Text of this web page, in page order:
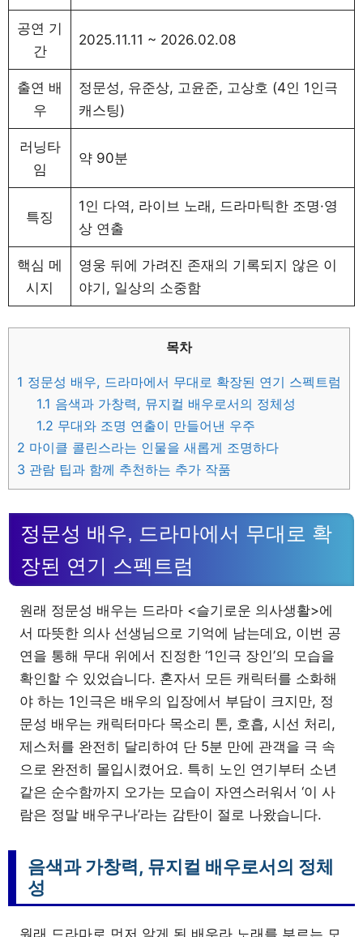
공연 기
간
2025.11.11 ~ 2026.02.08
출연 배
우
정문성, 유준상, 고윤준, 고상호 (4인 1인극
캐스팅)
러닝타
임
약 90분
특징
1인 다역, 라이브 노래, 드라마틱한 조명·영
상 연출
핵심 메
시지
영웅 뒤에 가려진 존재의 기록되지 않은 이
야기, 일상의 소중함
목차
1 정문성 배우, 드라마에서 무대로 확장된 연기 스펙트럼
1.1 음색과 가창력, 뮤지컬 배우로서의 정체성
1.2 무대와 조명 연출이 만들어낸 우주
2 마이클 콜린스라는 인물을 새롭게 조명하다
3 관람 팁과 함께 추천하는 추가 작품
정문성 배우, 드라마에서 무대로 확
장된 연기 스펙트럼
원래 정문성 배우는 드라마 <슬기로운 의사생활>에
서 따뜻한 의사 선생님으로 기억에 남는데요, 이번 공
연을 통해 무대 위에서 진정한 ‘1인극 장인’의 모습을
확인할 수 있었습니다. 혼자서 모든 캐릭터를 소화해
야 하는 1인극은 배우의 입장에서 부담이 크지만, 정
문성 배우는 캐릭터마다 목소리 톤, 호흡, 시선 처리,
제스처를 완전히 달리하여 단 5분 만에 관객을 극 속
으로 완전히 몰입시켰어요. 특히 노인 연기부터 소년
같은 순수함까지 오가는 모습이 자연스러워서 ‘이 사
람은 정말 배우구나’라는 감탄이 절로 나왔습니다.
음색과 가창력, 뮤지컬 배우로서의 정체
성